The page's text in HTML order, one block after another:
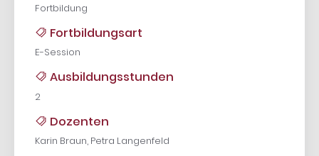
Fortbildung
Fortbildungsart
E-Session
Ausbildungsstunden
2
Dozenten
Karin Braun, Petra Langenfeld